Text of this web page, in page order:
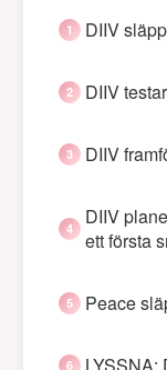
DIIV
DIIV
DIIV
DIIV
ett första
Peace
LYSSNA: